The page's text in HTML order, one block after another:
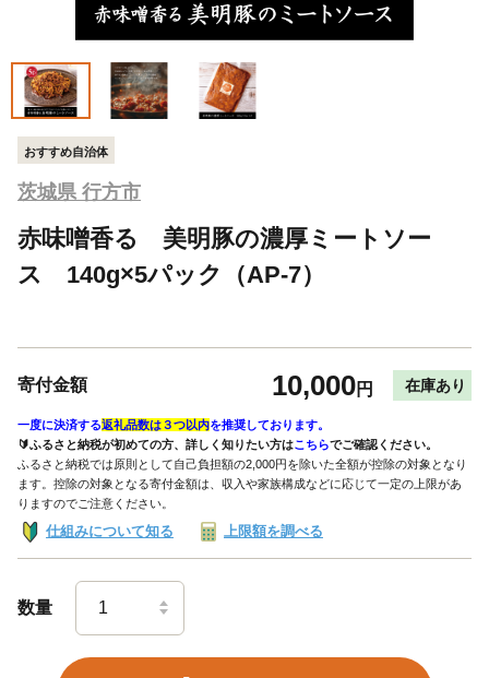
おすすめ自治体
茨城県 行方市
赤味噌香る 美明豚の濃厚ミートソー
ス 140g×5パック（AP-7）
寄付金額 10,000円 在庫あり
一度に決済する返礼品数は３つ以内を推奨しております。
🔰ふるさと納税が初めての方、詳しく知りたい方はこちらでご確認ください。
ふるさと納税では原則として自己負担額の2,000円を除いた全額が控除の対象となり
ます。控除の対象となる寄付金額は、収入や家族構成などに応じて一定の上限があ
りますのでご注意ください。
仕組みについて知る 上限額を調べる
数量